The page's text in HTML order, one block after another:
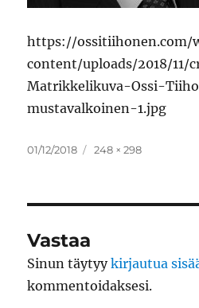
https://ossitiihonen.com/
content/uploads/2018/11/
Matrikkelikuva-Ossi-
mustavalkoinen-1.jpg
Julkaistu
01/12/2018 Täysikokoinen
248 × 298
Vastaa
Sinun täytyykirjautua
kommentoidaksesi.